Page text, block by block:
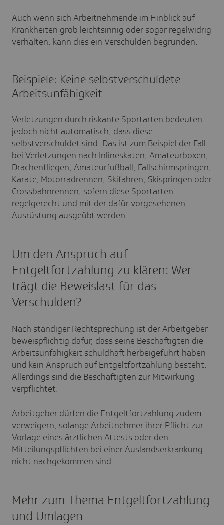
Auch wenn sich Arbeitnehmende im Hinblick auf
Krankheiten grob leichtsinnig oder sogar regelwidrig
verhalten, kann dies ein Verschulden begründen.
Beispiele: Keine selbstverschuldete
Arbeitsunfähigkeit
Verletzungen durch riskante Sportarten bedeuten
jedoch nicht automatisch, dass diese
selbstverschuldet sind. Das ist zum Beispiel der Fall
bei Verletzungen nach Inlineskaten, Amateurboxen,
Drachenfliegen, Amateurfußball, Fallschirmspringen,
Karate, Motorradrennen, Skifahren, Skispringen oder
Crossbahnrennen, sofern diese Sportarten
regelgerecht und mit der dafür vorgesehenen
Ausrüstung ausgeübt werden.
Um den Anspruch auf
Entgeltfortzahlung zu klären: Wer
trägt die Beweislast für das
Verschulden?
Nach ständiger Rechtsprechung ist der Arbeitgeber
beweispflichtig dafür, dass seine Beschäftigten die
Arbeitsunfähigkeit schuldhaft herbeigeführt haben
und kein Anspruch auf Entgeltfortzahlung besteht.
Allerdings sind die Beschäftigten zur Mitwirkung
verpflichtet.
Arbeitgeber dürfen die Entgeltfortzahlung zudem
verweigern, solange Arbeitnehmer ihrer Pflicht zur
Vorlage eines ärztlichen Attests oder den
Mitteilungspflichten bei einer Auslandserkrankung
nicht nachgekommen sind.
Mehr zum Thema Entgeltfortzahlung
und Umlagen